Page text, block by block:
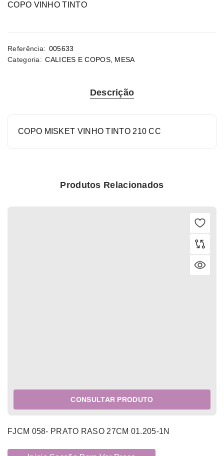
COPO VINHO TINTO
Referência: 005633
Categoria: CALICES E COPOS, MESA
Descrição
COPO MISKET VINHO TINTO 210 CC
Produtos Relacionados
CONSULTAR PRODUTO
FJCM 058- PRATO RASO 27CM 01.205-1N